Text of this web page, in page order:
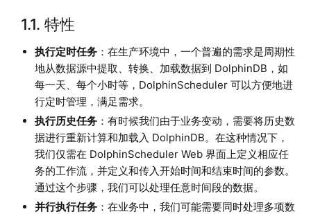
1.1. 特性
执行定时任务：在生产环境中，一个普遍的需求是周期性
地从数据源中提取、转换、加载数据到 DolphinDB，如
每一天、每个小时等，DolphinScheduler 可以方便地进
行定时管理，满足需求。
执行历史任务：有时候我们由于业务变动，需要将历史数
据进行重新计算和加载入 DolphinDB。在这种情况下，
我们仅需在 DolphinScheduler Web 界面上定义相应任
务的工作流，并定义和传入开始时间和结束时间的参数。
通过这个步骤，我们可以处理任意时间段的数据。
并行执行任务：在业务中，我们可能需要同时处理多项数